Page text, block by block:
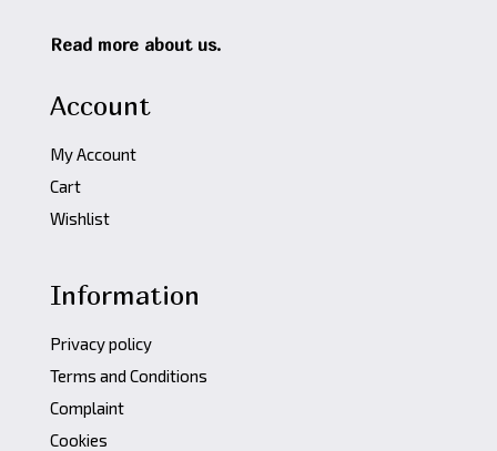
Read more about us.
Account
My Account
Cart
Wishlist
Information
Privacy policy
Terms and Conditions
Complaint
Cookies